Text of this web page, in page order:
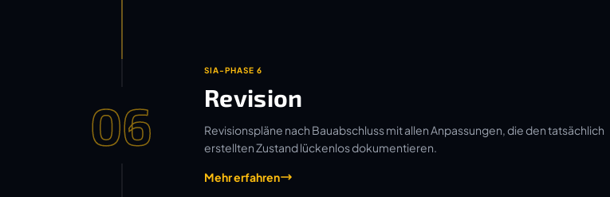
06
SIA-PHASE 6
Revision
Revisionspläne nach Bauabschluss mit allen Anpassungen, die den tatsächlich
erstellten Zustand lückenlos dokumentieren.
Mehr erfahren